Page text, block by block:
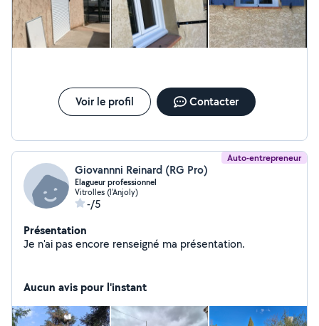
Voir le profil Contacter
Auto-entrepreneur
Giovannni Reinard (RG Pro)
Elagueur professionnel
Vitrolles (l'Anjoly)
-/5
Présentation
Je n'ai pas encore renseigné ma présentation.
Aucun avis pour l'instant